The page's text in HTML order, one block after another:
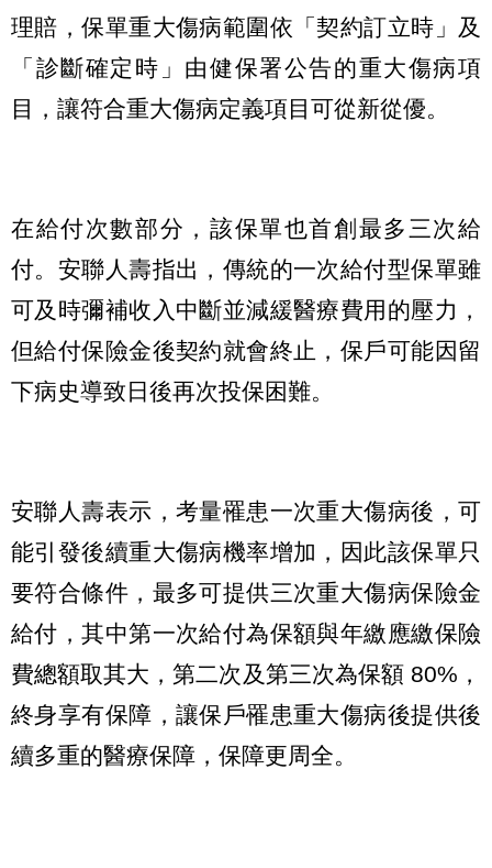
理賠，保單重大傷病範圍依「契約訂立時」及
「診斷確定時」由健保署公告的重大傷病項
目，讓符合重大傷病定義項目可從新從優。
在給付次數部分，該保單也首創最多三次給
付。安聯人壽指出，傳統的一次給付型保單雖
可及時彌補收入中斷並減緩醫療費用的壓力，
但給付保險金後契約就會終止，保戶可能因留
下病史導致日後再次投保困難。
安聯人壽表示，考量罹患一次重大傷病後，可
能引發後續重大傷病機率增加，因此該保單只
要符合條件，最多可提供三次重大傷病保險金
給付，其中第一次給付為保額與年繳應繳保險
費總額取其大，第二次及第三次為保額 80%，
終身享有保障，讓保戶罹患重大傷病後提供後
續多重的醫療保障，保障更周全。